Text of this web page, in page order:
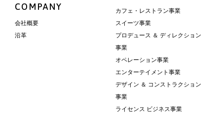
COMPANY
会社概要
沿革
カフェ・レストラン事業
スイーツ事業
プロデュース ＆ ディレクション
事業
オペレーション事業
エンターテイメント事業
デザイン ＆ コンストラクション
事業
ライセンス ビジネス事業